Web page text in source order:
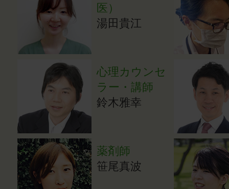
医）
湯田貴江
心理カウンセ
ラー・講師
鈴木雅幸
薬剤師
笹尾真波